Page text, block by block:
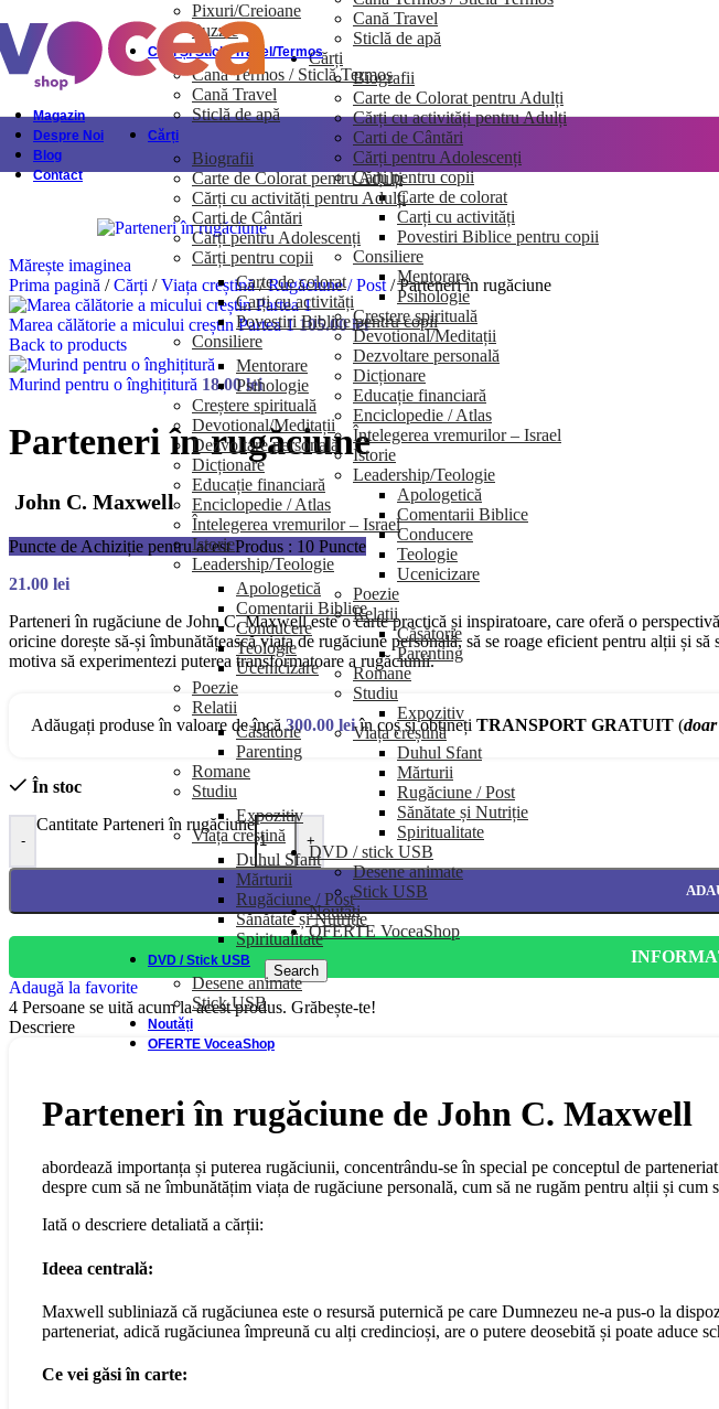
Skip to navigationSkip to main content
Cană Travel
Sticlă de apă
Cărți
Biografii
Carte de Colorat pentru Adulți
Cărți cu activități pentru Adulți
Carti de Cântări
Cărți pentru Adolescenți
Cărți pentru copii
Carte de colorat
Carți cu activități
Povestiri Biblice pentru copii
Consiliere
Mentorare
Psihologie
Creștere spirituală
Devotional/Meditații
Dezvoltare personală
Dicționare
Educație financiară
Enciclopedie / Atlas
Întelegerea vremurilor – Israel
Istorie
Leadership/Teologie
Apologetică
Comentarii Biblice
Conducere
Teologie
Ucenicizare
Poezie
Relatii
Căsătorie
Parenting
Romane
Studiu
Expozitiv
Viața creștină
Duhul Sfant
Mărturii
Rugăciune / Post
Sănătate și Nutriție
Spiritualitate
DVD / stick USB
Desene animate
Stick USB
Noutăți
OFERTE VoceaShop
Search
Magazin
Despre Noi
Blog
Contact
Pixuri/Creioane
Puzzle
Căni Și Sticle Travel/Termos
Cană Termos / Sticlă Termos
Cană Travel
Sticlă de apă
Cărți
Biografii
Carte de Colorat pentru Adulți
Cărți cu activități pentru Adulți
Carti de Cântări
Cărți pentru Adolescenți
Cărți pentru copii
Carte de colorat
Carți cu activități
Povestiri Biblice pentru copii
Consiliere
Mentorare
Psihologie
Creștere spirituală
Devotional/Meditații
Dezvoltare personală
Dicționare
Educație financiară
Enciclopedie / Atlas
Întelegerea vremurilor – Israel
Istorie
Leadership/Teologie
Apologetică
Comentarii Biblice
Conducere
Teologie
Ucenicizare
Poezie
Relatii
Căsătorie
Parenting
Romane
Studiu
Expozitiv
Viața creștină
Duhul Sfant
Mărturii
Rugăciune / Post
Sănătate și Nutriție
Spiritualitate
DVD / Stick USB
Desene animate
Stick USB
Noutăți
OFERTE VoceaShop
Mărește imaginea
Prima pagină / Cărți / Viața creștină/ Rugăciune / Post / Parteneri în rugăciune
Marea călătorie a micului creștin Partea 1105.00lei
Back to products
Murind pentru o înghițitură 18.00lei
Parteneri în rugăciune
John C. Maxwell
Puncte de Achiziție pentru acest Produs : 10 Puncte
21.00 lei
Parteneri în rugăciune de John C. Maxwell este o carte practică și inspiratoare, care oferă o
oricine dorește să-și îmbunătățească viața de rugăciune personală, să se roage eficient pentru alții și
motiva să experimentezi puterea transformatoare a rugăciunii.
Adăugați produse în valoare de încă300.00 leiîn coș și obțineți TRANSPORT GRATUIT (
În stoc
-
Cantitate Parteneri în rugăciune
+
Adaugă la favorite
4 Persoane se uită acum la acest produs. Grăbește-te!
Descriere
Parteneri în rugăciune de John C. Maxwell
abordează importanța și puterea rugăciunii, concentrându-se în special pe conceptul de
despre cum să ne îmbunătățim viața de rugăciune personală, cum să ne rugăm pentru alții și
Iată o descriere detaliată a cărții:
Ideea centrală:
Maxwell subliniază că rugăciunea este o resursă puternică pe care Dumnezeu ne-a pus-o la
parteneriat, adică rugăciunea împreună cu alți credincioși, are o putere deosebită și poate aduce
Ce vei găsi în carte: